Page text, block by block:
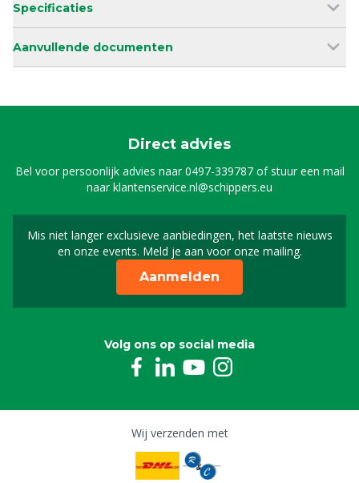
Specificaties
Aanvullende documenten
Direct advies
Bel voor persoonlijk advies naar0497-339787of stuur een mail
naarklantenservice.nl@schippers.eu
Mis niet langer exclusieve aanbiedingen, het laatste nieuws
en onze events. Meld je aan voor onze mailing.
Schrijf je in voor onze
Aanmelden
Volg ons op social media
Wij verzenden met